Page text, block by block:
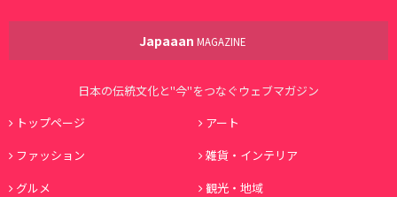
Japaaan MAGAZINE
日本の伝統文化と"今"をつなぐウェブマガジン
トップページ
アート
ファッション
雑貨・インテリア
グルメ
観光・地域